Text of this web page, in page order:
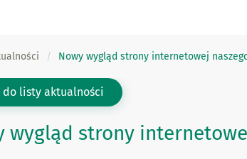
Nowy wygląd strony internetowej
do listy aktualności
wygląd strony